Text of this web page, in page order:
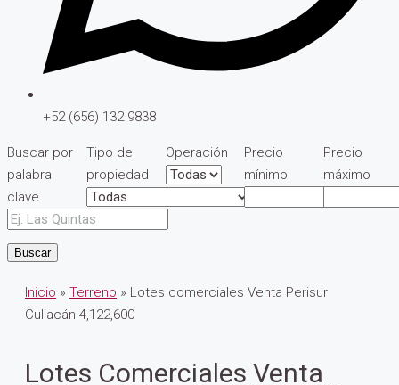
+52 (656) 132 9838
Buscar por
palabra
clave
Tipo de
propiedad
Operación
Precio
mínimo
Precio
máximo
Buscar
Inicio » Terreno » Lotes comerciales Venta Perisur
Culiacán 4,122,600
Lotes Comerciales Venta